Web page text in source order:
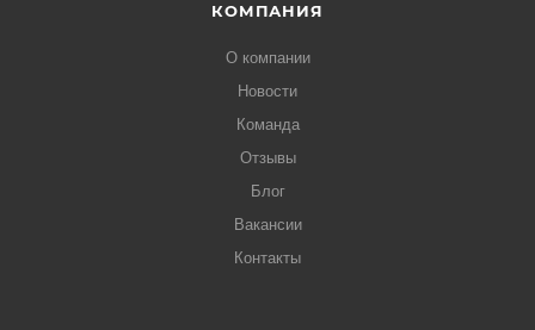
КОМПАНИЯ
О компании
Новости
Команда
Отзывы
Блог
Вакансии
Контакты